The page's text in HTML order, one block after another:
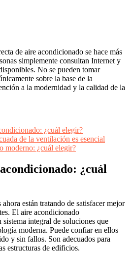
de aire acondicionado se hace más
simplemente consultan Internet y
No se pueden tomar
sobre la base de la
a la modernidad y la calidad de la
¿cuál elegir?
de la ventilación es esencial
moderno: ¿cuál elegir?
¿cuál
están tratando de satisfacer mejor
El aire acondicionado
sistema integral de soluciones que
moderna. Puede confiar en ellos
y sin fallos. Son adecuados para
estructuras de edificios.